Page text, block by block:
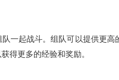
一起战斗。组队可以提供更
得更多的经验和奖励。